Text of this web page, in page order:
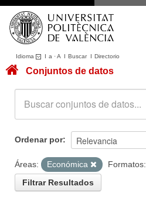
Idioma I a ·A I BuscarI Directorio
Conjuntos de datos
Acerca de
Portal de Transparencia
Conjuntos de datos
Ordenar por
Áreas: Económica Formatos:
Filtrar Resultados